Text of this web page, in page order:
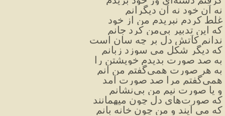
نه آن خود نه آن دیگرانم
غلط کردم نبریدم من از خود
که این تدبیر بی‌من کرد جانم
ندانم کآتش دل بر چه سان است
که دیگر شکل می سوزد زبانم
به صد صورت بدیدم خویشتن را
به هر صورت همی‌گفتم من آنم
همی‌گفتم مرا صد صورت آمد
و یا صورت نیم من بی‌نشانم
که صورت‌های دل چون میهمانند
که می آیند و من چون خانه بانم